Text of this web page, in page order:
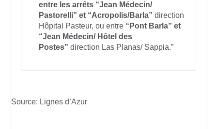
entre les arrêts “Jean Médecin/
Pastorelli” et “Acropolis/Barla” direction
Hôpital Pasteur, ou entre “Pont Barla” et
“Jean Médecin/ Hôtel des
Postes” direction Las Planas/ Sappia.”
Source: Lignes d’Azur